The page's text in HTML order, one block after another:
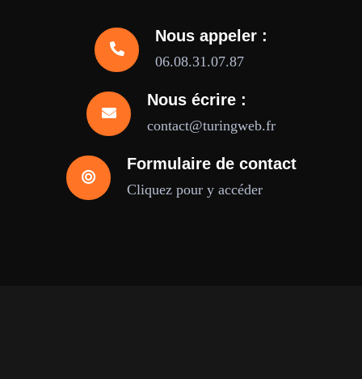
Nous appeler :
06.08.31.07.87
Nous écrire :
contact@turingweb.fr
Formulaire de contact
Cliquez pour y accéder